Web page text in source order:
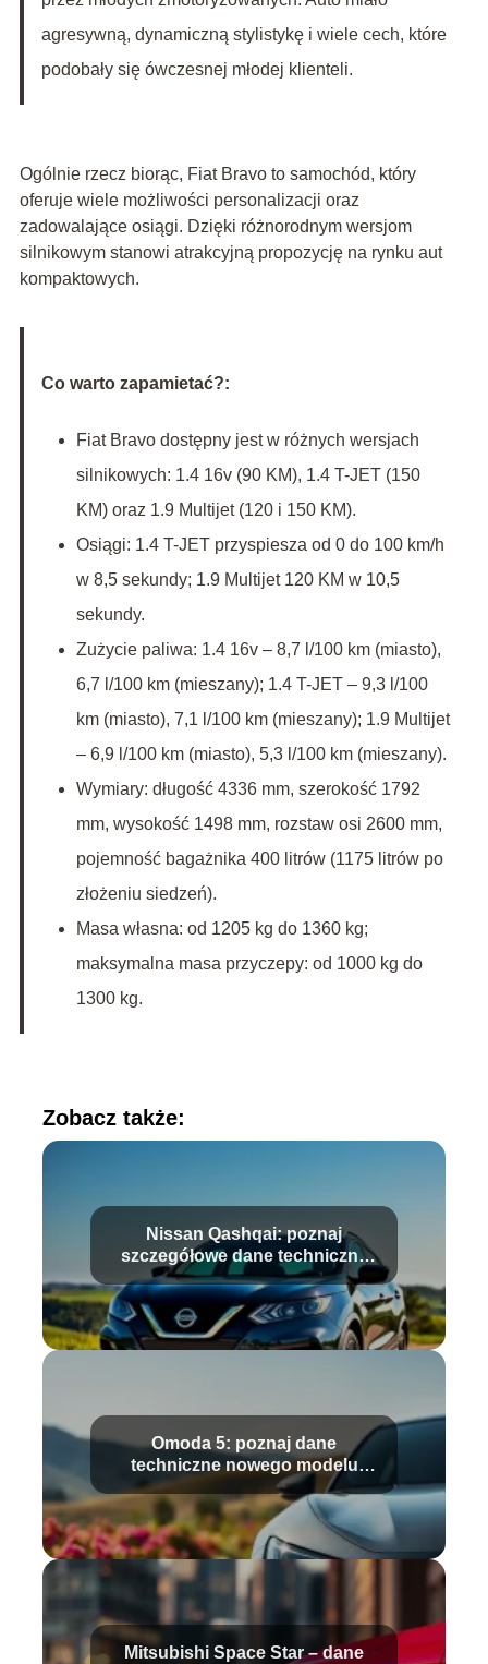
agresywną, dynamiczną stylistykę i wiele cech, które
podobały się ówczesnej młodej klienteli.
Ogólnie rzecz biorąc, Fiat Bravo to samochód, który
oferuje wiele możliwości personalizacji oraz
zadowalające osiągi. Dzięki różnorodnym wersjom
silnikowym stanowi atrakcyjną propozycję na rynku aut
kompaktowych.
Co warto zapamietać?:
Fiat Bravo dostępny jest w różnych wersjach
silnikowych: 1.4 16v (90 KM), 1.4 T-JET (150
KM) oraz 1.9 Multijet (120 i 150 KM).
Osiągi: 1.4 T-JET przyspiesza od 0 do 100 km/h
w 8,5 sekundy; 1.9 Multijet 120 KM w 10,5
sekundy.
Zużycie paliwa: 1.4 16v – 8,7 l/100 km (miasto),
6,7 l/100 km (mieszany); 1.4 T-JET – 9,3 l/100
km (miasto), 7,1 l/100 km (mieszany); 1.9 Multijet
– 6,9 l/100 km (miasto), 5,3 l/100 km (mieszany).
Wymiary: długość 4336 mm, szerokość 1792
mm, wysokość 1498 mm, rozstaw osi 2600 mm,
pojemność bagażnika 400 litrów (1175 litrów po
złożeniu siedzeń).
Masa własna: od 1205 kg do 1360 kg;
maksymalna masa przyczepy: od 1000 kg do
1300 kg.
Zobacz także:
Nissan Qashqai: poznaj
szczegółowe dane techniczne
modelu
Omoda 5: poznaj dane
techniczne nowego modelu
samochodu
Mitsubishi Space Star – dane